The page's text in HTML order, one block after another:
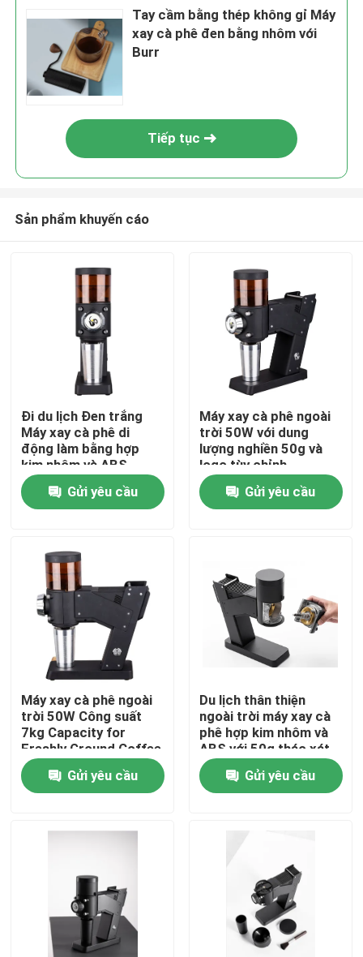
Nhà
Hướng dẫn VR
Về chúng tôi
Tham quan nhà máy
Kiểm soát chất lượng
Liên hệ chúng tôi
Máy xay hạt cà phê
Máy xay cà phê Burr
Tay cầm bằng thép không gỉ Máy
xay cà phê đen bằng nhôm với
Burr
Tiếp tục
Sản phẩm khuyến cáo
Đi du lịch Đen trắng
Máy xay cà phê di
động làm bằng hợp
kim nhôm và ABS
Gửi yêu cầu
Máy xay cà phê ngoài
trời 50W với dung
lượng nghiền 50g và
logo tùy chỉnh
Gửi yêu cầu
Máy xay cà phê ngoài
trời 50W Công suất
7kg Capacity for
Freshly Ground Coffee
Lovers
Gửi yêu cầu
Du lịch thân thiện
ngoài trời máy xay cà
phê hợp kim nhôm và
ABS với 50g tháo xát
Gửi yêu cầu